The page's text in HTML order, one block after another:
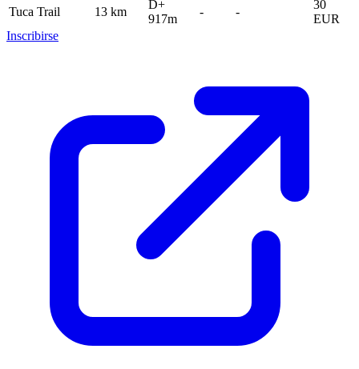
Tuca Trail
13 km
D+
917m
- -
30
EUR
Inscribirse